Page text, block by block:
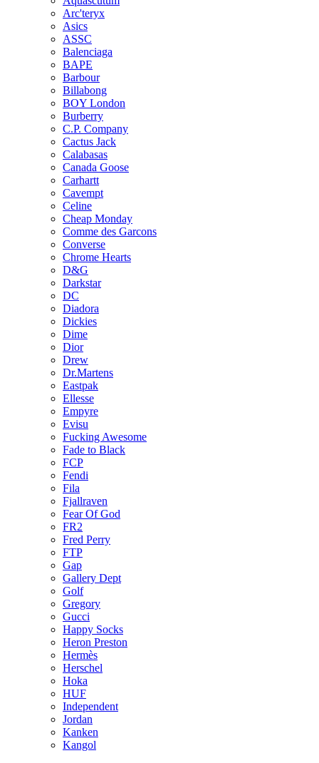
Arc'teryx
Asics
ASSC
Balenciaga
BAPE
Barbour
Billabong
BOY London
Burberry
C.P. Company
Cactus Jack
Calabasas
Canada Goose
Carhartt
Cavempt
Celine
Cheap Monday
Comme des Garcons
Converse
Chrome Hearts
D&G
Darkstar
DC
Diadora
Dickies
Dime
Dior
Drew
Dr.Martens
Eastpak
Ellesse
Empyre
Evisu
Fucking Awesome
Fade to Black
FCP
Fendi
Fila
Fjallraven
Fear Of God
FR2
Fred Perry
FTP
Gap
Gallery Dept
Golf
Gregory
Gucci
Happy Socks
Heron Preston
Hermès
Hersсhel
Hoka
HUF
Independent
Jordan
Kanken
Kangol